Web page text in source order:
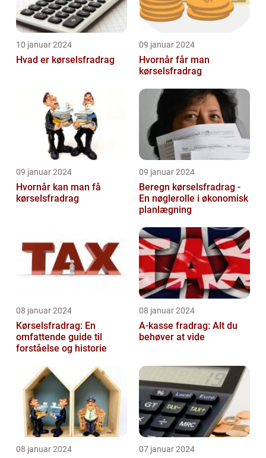
10 januar 2024
Hvad er kørselsfradrag
09 januar 2024
Hvornår får man
kørselsfradrag
09 januar 2024
Hvornår kan man få
kørselsfradrag
09 januar 2024
Beregn kørselsfradrag -
En nøglerolle i økonomisk
planlægning
08 januar 2024
Kørselsfradrag: En
omfattende guide til
forståelse og historie
08 januar 2024
A-kasse fradrag: Alt du
behøver at vide
08 januar 2024 07 januar 2024